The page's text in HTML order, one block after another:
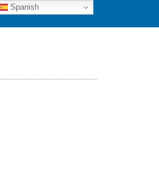
Spanish